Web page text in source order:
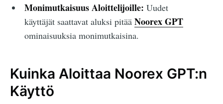
Monimutkaisuus Aloittelijoille: Uudet
käyttäjät saattavat aluksi pitää Noorex GPT
ominaisuuksia monimutkaisina.
Kuinka Aloittaa Noorex GPT:n
Käyttö